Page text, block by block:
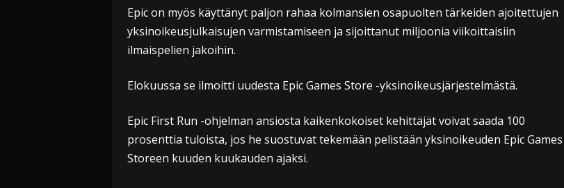
Epic on myös käyttänyt paljon rahaa kolmansien osapuolten tärkeiden ajoitettujen
yksinoikeusjulkaisujen varmistamiseen ja sijoittanut miljoonia viikoittaisiin
ilmaispelien jakoihin.
Elokuussa se ilmoitti uudesta Epic Games Store -yksinoikeusjärjestelmästä.
Epic First Run -ohjelman ansiosta kaikenkokoiset kehittäjät voivat saada 100
prosenttia tuloista, jos he suostuvat tekemään pelistään yksinoikeuden Epic Games
Storeen kuuden kuukauden ajaksi.